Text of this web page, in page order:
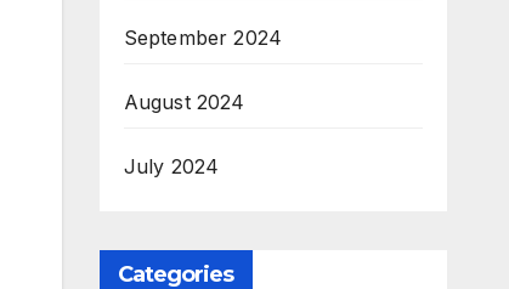
September 2024
August 2024
July 2024
Categories